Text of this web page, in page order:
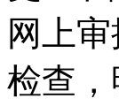
网上
检查